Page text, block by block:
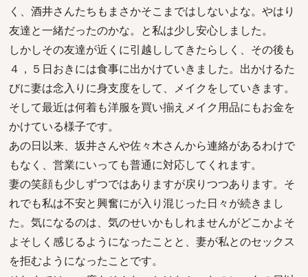
く、酒井さんたちもまさかそこまではしないよな。やはり
友達と一緒だったのかな。と私は少し安心しました。
しかしその友達が近くに引越ししてきたらしく、その後も
４，５日おきには食事に出かけていきました。出かけるた
びに妻は念入りに身支度をして、メイクをしていきます。
そして最近は何着も洋服を買い揃えメイク用品にもお金を
かけている様子です。
あの日以来、坂井さんや佐々木さんから連絡があるわけで
もなく、営業にいっても普通に対応してくれます。
妻の笑顔も少しずつではありますが戻りつつあります。そ
れでも私は不安と興奮にが入り混じった日々が続きまし
た。気になるのは、気のせいかもしれませんがどこかよそ
よそしく感じるようになったことと、妻が私とのセックス
を拒むようになったことです。